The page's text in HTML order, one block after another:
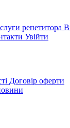
репетитора
Увійти
Договір оферти